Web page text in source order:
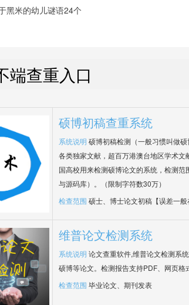
黑米的幼儿谜语24个
端查重入口
硕博初稿查重系统
系统说明 硕博初稿检测（一般习惯叫做
各类独家文献，超百万港澳台地区学术
国高校用来检测硕博论文的系统，检测
与源码库）。（限制字符数30万）
检查范围 硕士、博士论文初稿【误差一
维普论文检测系统
系统说明 论文查重软件,维普论文检测系
硕博等论文。检测报告支持PDF、网页格
检查范围 毕业论文、期刊发表